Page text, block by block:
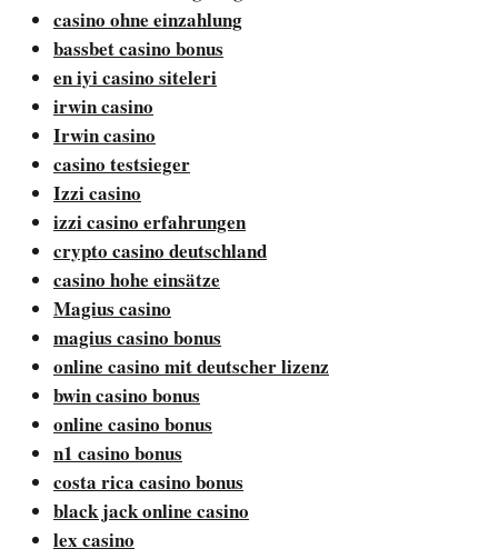
casino ohne einzahlung
bassbet casino bonus
en iyi casino siteleri
irwin casino
Irwin casino
casino testsieger
Izzi casino
izzi casino erfahrungen
crypto casino deutschland
casino hohe einsätze
Magius casino
magius casino bonus
online casino mit deutscher lizenz
bwin casino bonus
online casino bonus
n1 casino bonus
costa rica casino bonus
black jack online casino
lex casino